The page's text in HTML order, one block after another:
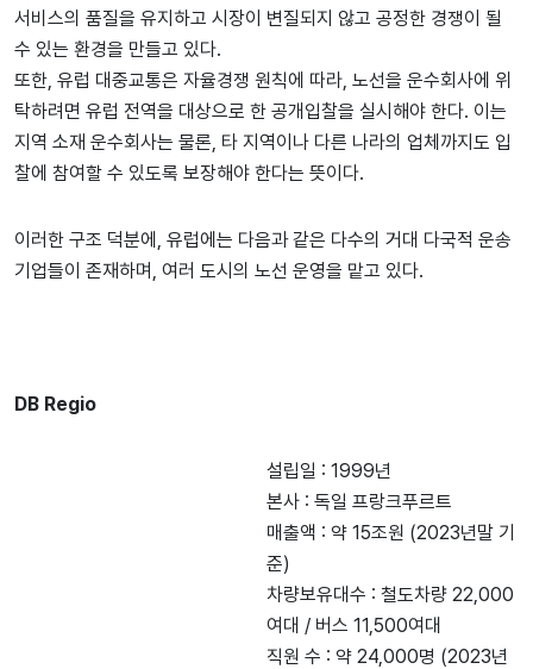
서비스의 품질을 유지하고 시장이 변질되지 않고 공정한 경쟁이 될
수 있는 환경을 만들고 있다.
또한, 유럽 대중교통은 자율경쟁 원칙에 따라, 노선을 운수회사에 위
탁하려면 유럽 전역을 대상으로 한 공개입찰을 실시해야 한다. 이는
지역 소재 운수회사는 물론, 타 지역이나 다른 나라의 업체까지도 입
찰에 참여할 수 있도록 보장해야 한다는 뜻이다.
이러한 구조 덕분에, 유럽에는 다음과 같은 다수의 거대 다국적 운송
기업들이 존재하며, 여러 도시의 노선 운영을 맡고 있다.
DB Regio
설립일 : 1999년
본사 : 독일 프랑크푸르트
매출액 : 약 15조원 (2023년말 기
준)
차량보유대수 : 철도차량 22,000
여대 / 버스 11,500여대
직원 수 : 약 24,000명 (2023년